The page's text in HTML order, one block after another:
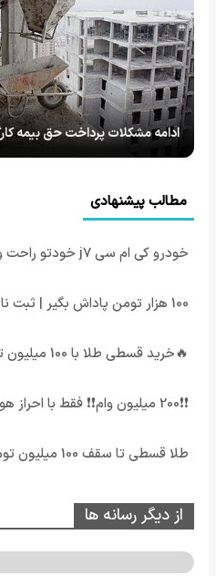
ادامه مشکلات پرداخت حق بیمه
مطالب پیشنهادی
خودرو کی ام سی j7 خودتو راحت و سریع بفروشش
100 هزار تومن پاداش بگیر | ثبت نام کن
🔥خرید قسطی طلا با 100 میلیون تومان وام فوری🔥
❗❗200 میلیون وام❗❗ فقط با احراز هویت
طلا قسطی تا سقف 100 میلیون تومان💰
از دیگر رسانه ها